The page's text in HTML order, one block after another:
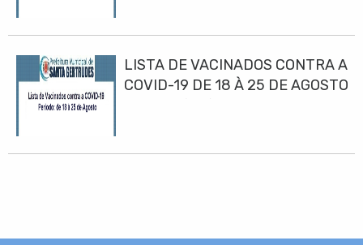
LISTA DE VACINADOS CONTRA A
COVID-19 DE 18 À 25 DE AGOSTO